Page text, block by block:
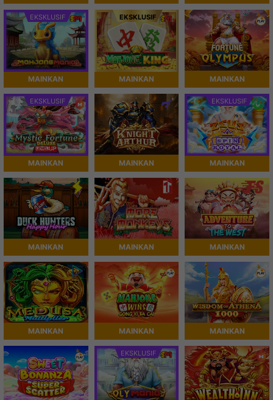
EKSKLUSIF
MAINKAN
EKSKLUSIF
MAINKAN MAINKAN
EKSKLUSIF
MAINKAN MAINKAN
EKSKLUSIF
MAINKAN
MAINKAN MAINKAN MAINKAN
MAINKAN MAINKAN MAINKAN
EKSKLUSIF